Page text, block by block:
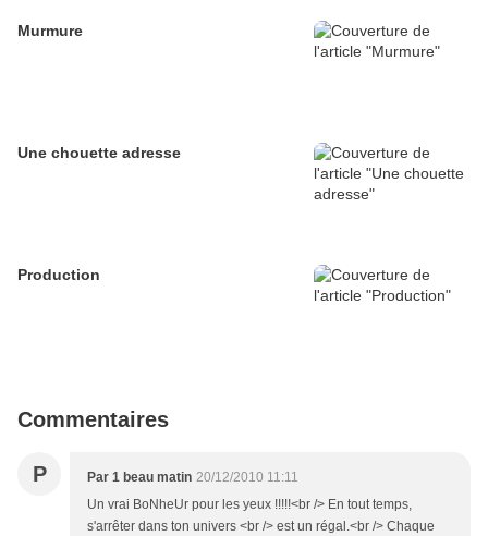
Murmure
Une chouette adresse
Production
Commentaires
P Par 1 beau matin 20/12/2010 11:11
Un vrai BoNheUr pour les yeux !!!!!<br /> En tout temps,
s'arrêter dans ton univers <br /> est un régal.<br /> Chaque